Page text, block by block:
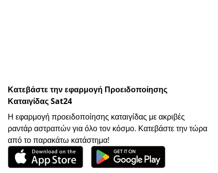
Κατεβάστε την εφαρμογή Προειδοποίησης
Καταιγίδας Sat24
Η εφαρμογή προειδοποίησης καταιγίδας με ακριβές
ραντάρ αστραπών για όλο τον κόσμο. Κατεβάστε την τώρα
από το παρακάτω κατάστημα!